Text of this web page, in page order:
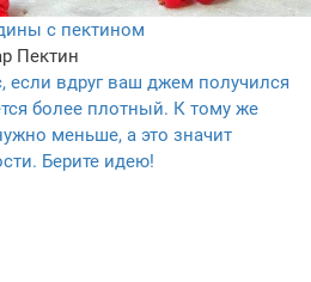
с пектином
Пектин
если вдруг ваш джем получился
более плотный. К тому же
меньше, а это значит
Берите идею!